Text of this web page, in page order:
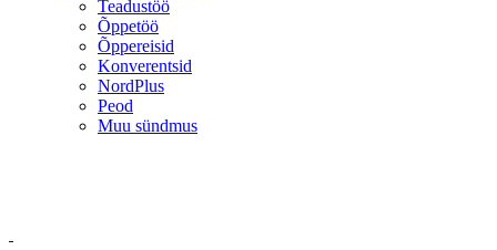
Teadustöö
Õppetöö
Õppereisid
Konverentsid
NordPlus
Peod
Muu sündmus